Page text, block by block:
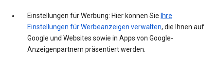
Einstellungen für Werbung: Hier können Sie Ihre
Einstellungen für Werbeanzeigen verwalten, die Ihnen auf
Google und Websites sowie in Apps von Google-
Anzeigenpartnern präsentiert werden.